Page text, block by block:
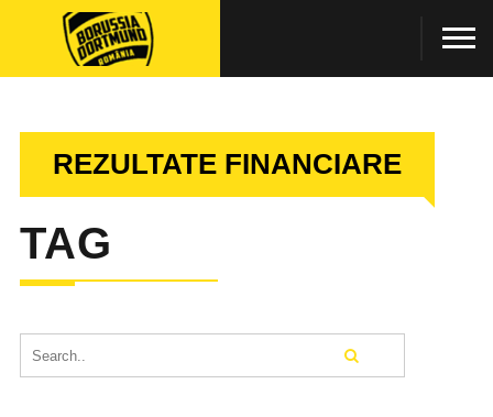
REZULTATE FINANCIARE
TAG